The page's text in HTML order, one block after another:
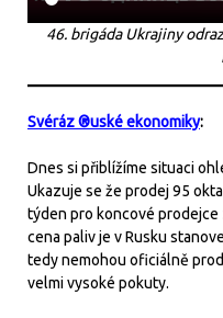
46. brigáda Ukrajiny
Svéráz ®uské ekonomiky:
Dnes si přiblížíme situaci
Ukazuje se že prodej 95
týden pro koncové prodejce
cena paliv je v Rusku
tedy nemohou oficiálně
velmi vysoké pokuty.